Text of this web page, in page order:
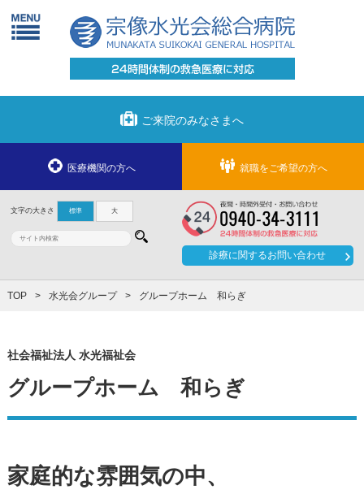
ご来院のみなさまへ
医療機関の方へ 就職をご希望の方へ
診療に関するお問い合わせ
文字の大きさ 標準 大
TOP 水光会グループ グループホーム 和らぎ
社会福祉法人 水光福祉会
グループホーム 和らぎ
家庭的な雰囲気の中、